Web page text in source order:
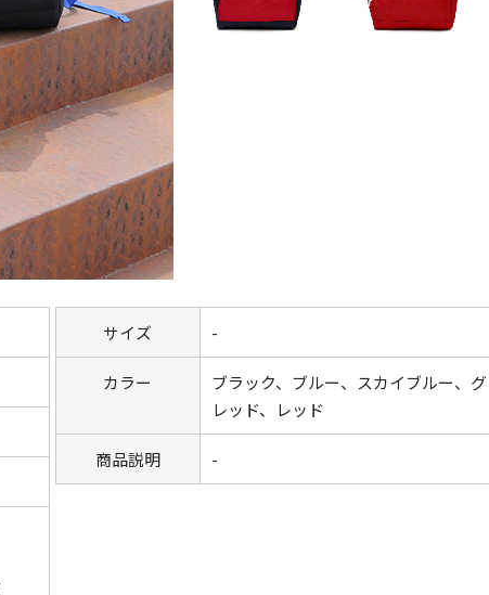
サイズ -
カラー
ブラック、ブルー、スカイブルー、
レッド、レッド
商品説明 -